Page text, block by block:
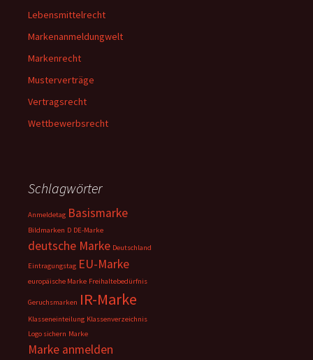
Lebensmittelrecht
Markenanmeldungwelt
Markenrecht
Musterverträge
Vertragsrecht
Wettbewerbsrecht
Schlagwörter
Anmeldetag Basismarke
Bildmarken D DE-Marke
deutsche Marke Deutschland
Eintragungstag EU-Marke
europäische Marke Freihaltebedürfnis
Geruchsmarken IR-Marke
Klasseneinteilung Klassenverzeichnis
Logo sichern Marke
Marke anmelden